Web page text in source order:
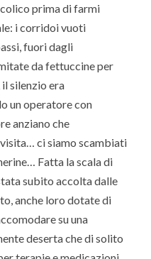
prima di farmi
i corridoi vuoti
fuori dagli
da fettuccine per
silenzio era
un operatore con
anziano che
ci siamo scambiati
Fatta la scala di
subito accolta dalle
anche loro dotate di
su una
deserta che di solito